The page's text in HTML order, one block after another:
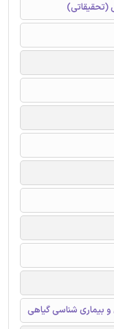
(تحقیقاتی)
و بیماری شناسی گیاهی